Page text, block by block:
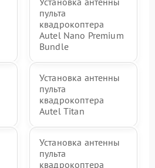
пульта
квадрокоптера
Autel Nano Premium
Bundle
Установка антенны
пульта
квадрокоптера
Autel Titan
Установка антенны
пульта
квадрокоптера